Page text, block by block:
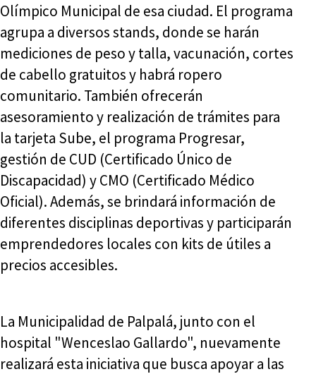
Olímpico Municipal de esa ciudad. El programa
agrupa a diversos stands, donde se harán
mediciones de peso y talla, vacunación, cortes
de cabello gratuitos y habrá ropero
comunitario. También ofrecerán
asesoramiento y realización de trámites para
la tarjeta Sube, el programa Progresar,
gestión de CUD (Certificado Único de
Discapacidad) y CMO (Certificado Médico
Oficial). Además, se brindará información de
diferentes disciplinas deportivas y participarán
emprendedores locales con kits de útiles a
precios accesibles.
La Municipalidad de Palpalá, junto con el
hospital "Wenceslao Gallardo", nuevamente
realizará esta iniciativa que busca apoyar a las